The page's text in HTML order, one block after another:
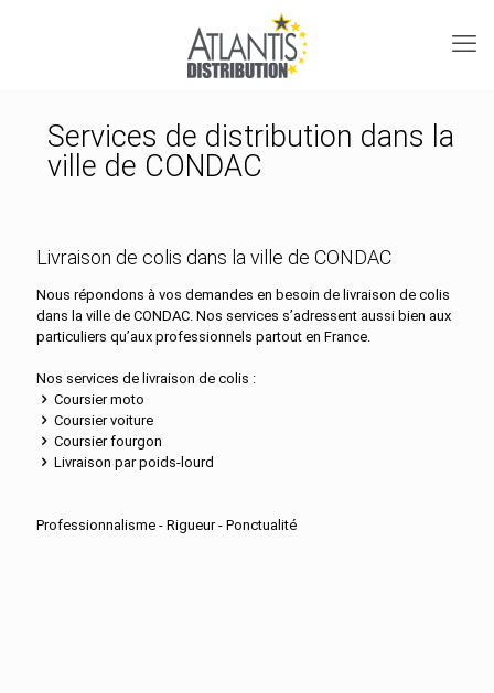
Services de distribution dans la
ville de CONDAC
Livraison de colis dans la ville de CONDAC
Nous répondons à vos demandes en besoin de livraison de colis
dans la ville de CONDAC. Nos services s’adressent aussi bien aux
particuliers qu’aux professionnels partout en France.
Nos services de livraison de colis :
Coursier moto
Coursier voiture
Coursier fourgon
Livraison par poids-lourd
Professionnalisme - Rigueur - Ponctualité